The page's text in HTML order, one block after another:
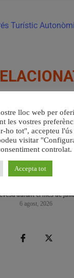
Turístic
durant el mes de
6 agost, 2026
lloc web per
les vostres
ho tot", accepteu l'ús
visitar
controlat.
Accepta tot